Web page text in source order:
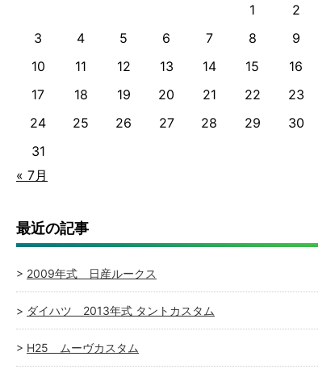
1
2
3
4 5 6 7 8
9
10
11 12 13 14 15
16
17
18 19 20 21 22
23
24
25 26 27 28 29
30
31
« 7月
最近の記事
2009年式 日産ルークス
ダイハツ 2013年式 タントカスタム
H25 ムーヴカスタム